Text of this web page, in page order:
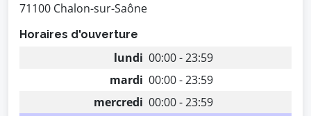
71100 Chalon-sur-Saône
Horaires d'ouverture
lundi 00:00 - 23:59
mardi 00:00 - 23:59
mercredi 00:00 - 23:59